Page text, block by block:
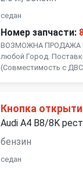
седан
Номер запчасти:
ВОЗМОЖНА ПРОДАЖА
любой Город.
(Совместимость с
Кнопка
Audi A4 B8/8K
бензин
седан